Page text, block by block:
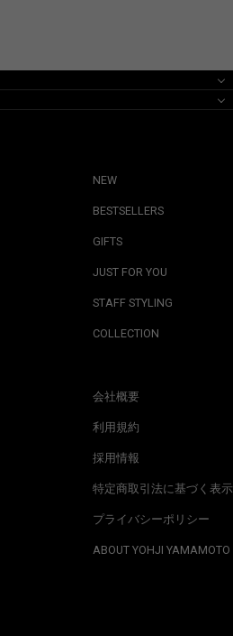
NEW
BESTSELLERS
GIFTS
JUST FOR YOU
STAFF STYLING
COLLECTION
会社概要
利用規約
採用情報
特定商取引法に基づく表示
プライバシーポリシー
ABOUT YOHJI YAMAMOTO